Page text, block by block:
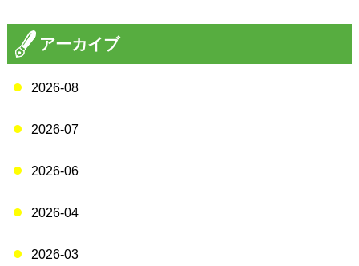
アーカイブ
2026-08
2026-07
2026-06
2026-04
2026-03